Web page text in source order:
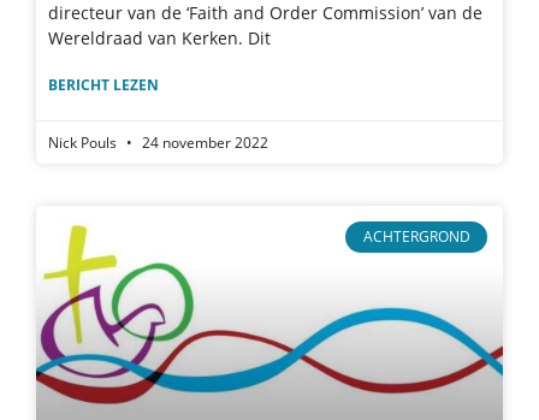
directeur van de ‘Faith and Order Commission’ van de
Wereldraad van Kerken. Dit
BERICHT LEZEN
Nick Pouls 24 november 2022
ACHTERGROND